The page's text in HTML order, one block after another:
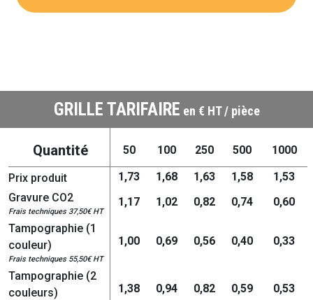
GRILLE TARIFAIRE en € HT / pièce
Quantité 50 100 250 500 1000
Prix produit 1,73 1,68 1,63 1,58
1,53
Gravure CO2
Frais techniques 37,50€ HT
1,17 1,02 0,82 0,74
0,60
Tampographie (1
couleur)
Frais techniques 55,50€ HT
1,00 0,69 0,56 0,40 0,33
Tampographie (2
couleurs)
1,38 0,94 0,82 0,59 0,53